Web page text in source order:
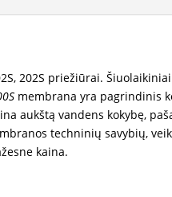
202S priežiūrai.
membrana yra pagrindinis
aukštą vandens kokybę,
techninių savybių,
kaina.